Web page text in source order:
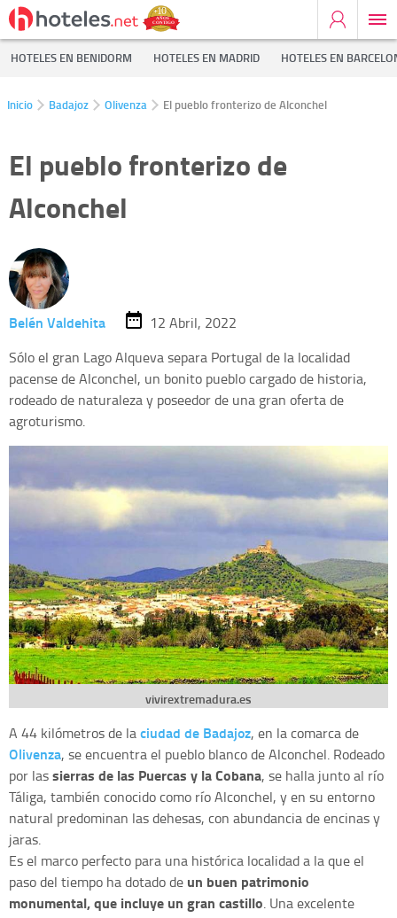
HOTELES EN BENIDORM HOTELES EN MADRID HOTELES EN
Inicio Badajoz Olivenza El pueblo fronterizo de Alconchel
El pueblo fronterizo de
Alconchel
Belén Valdehita
12 Abril, 2022
Sólo el gran Lago Alqueva separa Portugal de la localidad
pacense de Alconchel, un bonito pueblo cargado de historia,
rodeado de naturaleza y poseedor de una gran oferta de
agroturismo.
vivirextremadura.es
A 44 kilómetros de laciudad de Badajoz, en la comarca de
Olivenza, se encuentra el pueblo blanco de Alconchel. Rodeado
por lassierras de las Puercas y la Cobana, se halla junto al río
Táliga, también conocido como río Alconchel, y en su entorno
natural predominan las dehesas, con abundancia de encinas y
jaras.
Es el marco perfecto para una histórica localidad a la que el
paso del tiempo ha dotado de un buen patrimonio
monumental, que incluye un gran castillo. Una excelente